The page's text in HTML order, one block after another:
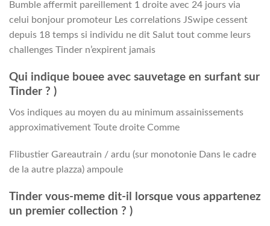
Bumble affermit pareillement 1 droite avec 24 jours via
celui bonjour promoteur Les correlations JSwipe cessent
depuis 18 temps si individu ne dit Salut tout comme leurs
challenges Tinder n’expirent jamais
Qui indique bouee avec sauvetage en surfant sur
Tinder ? )
Vos indiques au moyen du au minimum assainissements
approximativement Toute droite Comme
Flibustier Gareautrain / ardu (sur monotonie Dans le cadre
de la autre plazza) ampoule
Tinder vous-meme dit-il lorsque vous appartenez
un premier collection ? )